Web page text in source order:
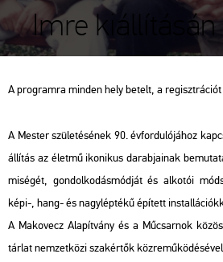
Imre kiállításán
A prog­ram­ra min­den hely be­telt, a
A Mes­ter szü­le­té­sé­nek 90. év­for­du­ló­já­hoz
ál­lí­tás az élet­mű iko­ni­kus da­rab­ja­i­nak
mi­sé­gét, gon­dol­ko­dás­mód­ját és al­ko­tói
képi-, hang- és nagy­lép­té­kű épí­tett
A Ma­ko­vecz Ala­pít­vány és a Mű­csar­nok
tár­lat nem­zet­kö­zi szak­ér­tők